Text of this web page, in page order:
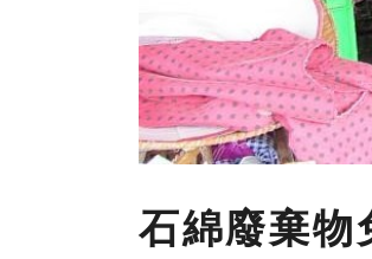
石綿廢棄物